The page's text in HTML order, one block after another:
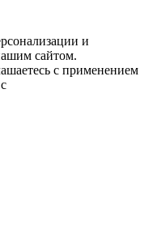
и
сайтом.
с применением